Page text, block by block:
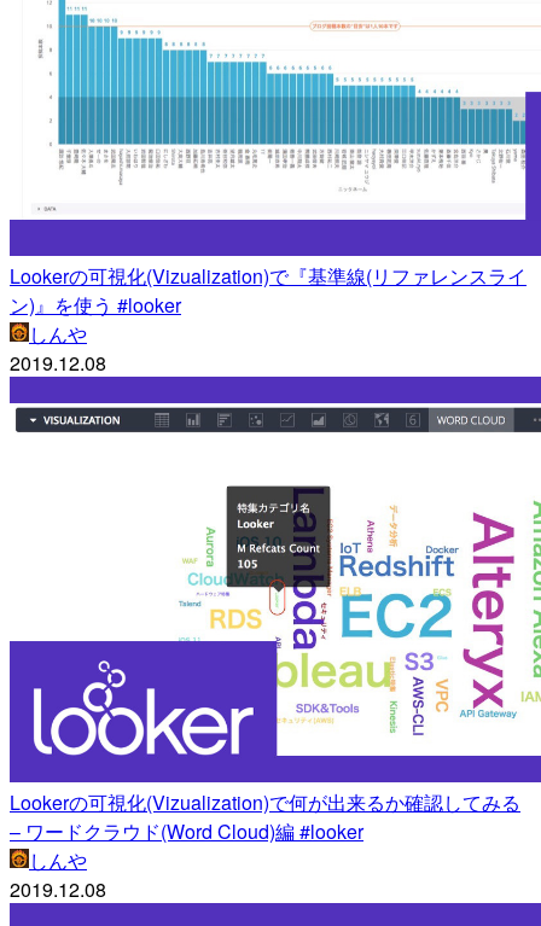
Lookerの可視化(Vizualization)で『基準線(リファレンスライ
ン)』を使う #looker
しんや
2019.12.08
Lookerの可視化(Vizualization)で何が出来るか確認してみる
– ワードクラウド(Word Cloud)編 #looker
しんや
2019.12.08